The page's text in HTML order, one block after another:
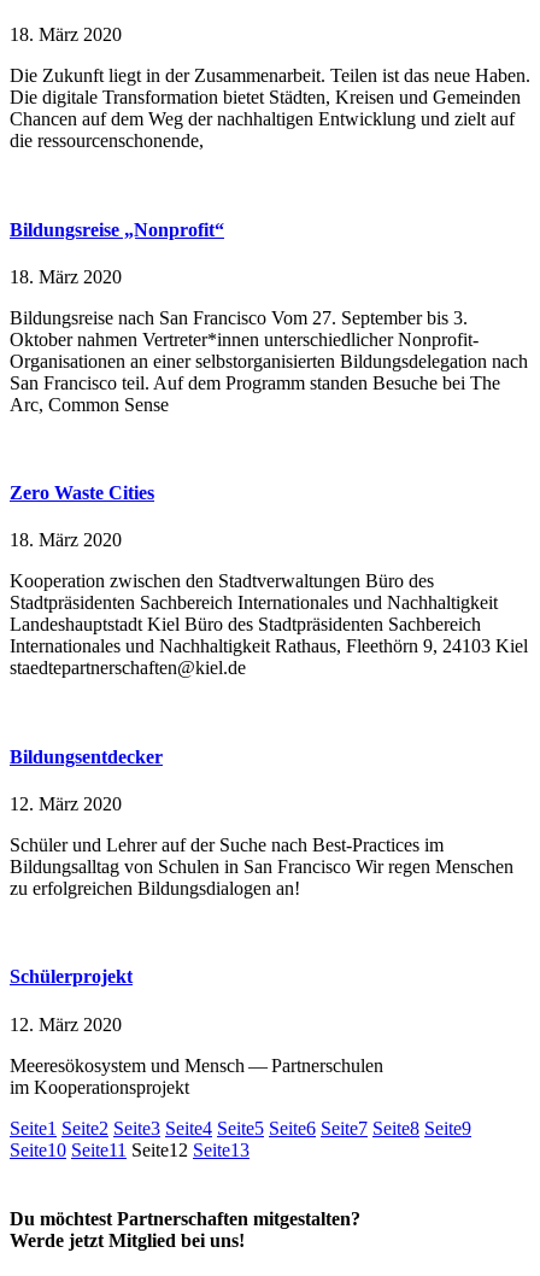
18. März 2020
Die Zukunft liegt in der Zusammenarbeit. Teilen ist das neue Haben.
Die digitale Transformation bietet Städten, Kreisen und Gemeinden
Chancen auf dem Weg der nachhaltigen Entwicklung und zielt auf
die ressourcenschonende,
Bildungsreise „Nonprofit“
18. März 2020
Bildungsreise nach San Francisco Vom 27. September bis 3.
Oktober nahmen Vertreter*innen unterschiedlicher Nonprofit-
Organisationen an einer selbstorganisierten Bildungsdelegation nach
San Francisco teil. Auf dem Programm standen Besuche bei The
Arc, Common Sense
Zero Waste Cities
18. März 2020
Kooperation zwischen den Stadtverwaltungen Büro des
Stadtpräsidenten Sachbereich Internationales und Nachhaltigkeit
Landeshauptstadt Kiel Büro des Stadtpräsidenten Sachbereich
Internationales und Nachhaltigkeit Rathaus, Fleethörn 9, 24103 Kiel
staedtepartnerschaften@kiel.de
Bildungsentdecker
12. März 2020
Schüler und Lehrer auf der Suche nach Best-Practices im
Bildungsalltag von Schulen in San Francisco Wir regen Menschen
zu erfolgreichen Bildungsdialogen an!
Schülerprojekt
12. März 2020
Meeresökosystem und Mensch — Partnerschulen
im Kooperationsprojekt
Seite1 Seite2 Seite3 Seite4 Seite5 Seite6 Seite7 Seite8 Seite9
Seite10 Seite11 Seite12 Seite13
Du möchtest Partnerschaften mitgestalten?
Werde jetzt Mitglied bei uns!